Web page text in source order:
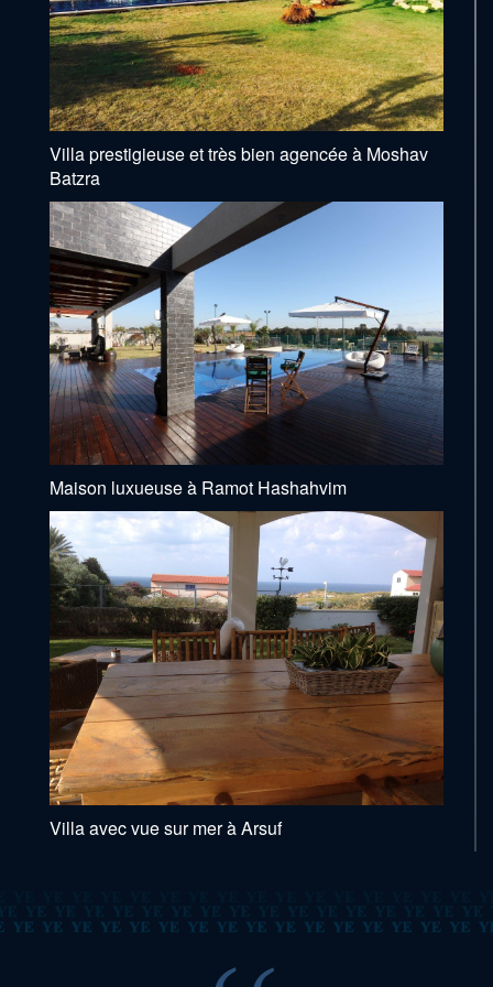
Villa prestigieuse et très bien agencée à Moshav
Batzra
Maison luxueuse à Ramot Hashahvim
Villa avec vue sur mer à Arsuf